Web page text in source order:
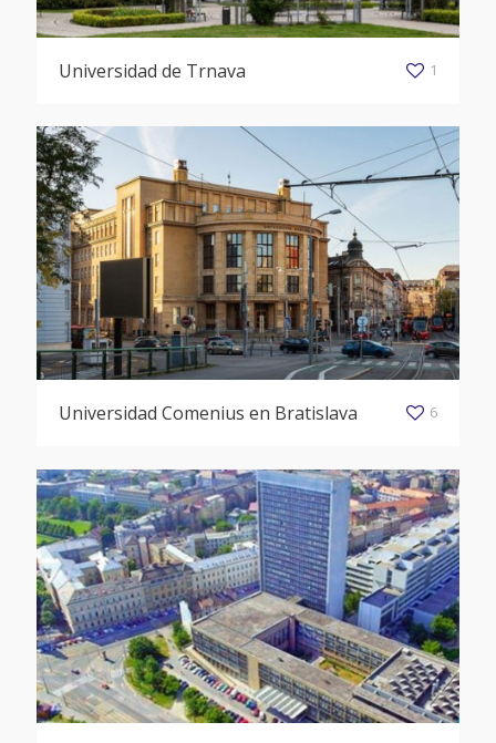
Universidad de Trnava 1
Universidad Comenius en Bratislava 6